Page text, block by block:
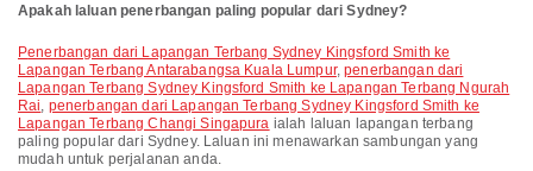
Apakah laluan penerbangan paling popular dari Sydney?
penerbangan dari Lapangan Terbang Sydney Kingsford Smith ke
Lapangan Terbang Antarabangsa Kuala Lumpur,penerbangan dari
Lapangan Terbang Sydney Kingsford Smith ke Lapangan Terbang Ngurah
Rai, penerbangan dari Lapangan Terbang Sydney Kingsford Smith ke
Lapangan Terbang Changi Singapura ialah laluan lapangan terbang
paling popular dari Sydney. Laluan ini menawarkan sambungan yang
mudah untuk perjalanan anda.